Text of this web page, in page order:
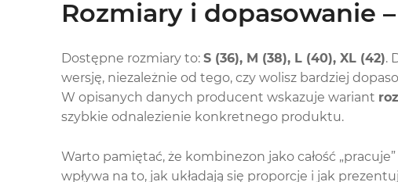
Rozmiary i dopasowanie
Dostępne rozmiary to: S (36), M (38), L (40), XL (42).
wersję, niezależnie od tego, czy wolisz bardziej
W opisanych danych producent wskazuje wariant
szybkie odnalezienie konkretnego produktu.
Warto pamiętać, że kombinezon jako całość
wpływa na to, jak układają się proporcje i jak